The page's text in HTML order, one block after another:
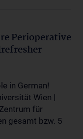
Perioperative
in German!
Wien |
für
gesamt bzw. 5